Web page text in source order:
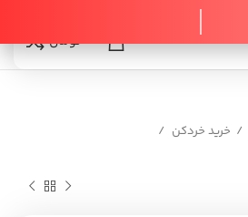
تومان 0
خرید خردکن